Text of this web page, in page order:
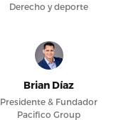
Derecho y deporte
Brian Díaz
Presidente & Fundador
Pacifico Group